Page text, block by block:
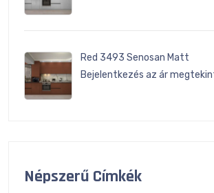
Red 3493 Senosan Matt
Bejelentkezés az ár
Népszerű Címkék